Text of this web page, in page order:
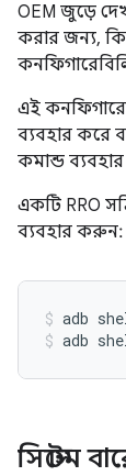
OEM জুড়ে
করার জন্য,
এই
ব্যবহার করে
কমান্ড
একটি RRO
ব্যবহার করুন:
adb
adb
সিস্টেম